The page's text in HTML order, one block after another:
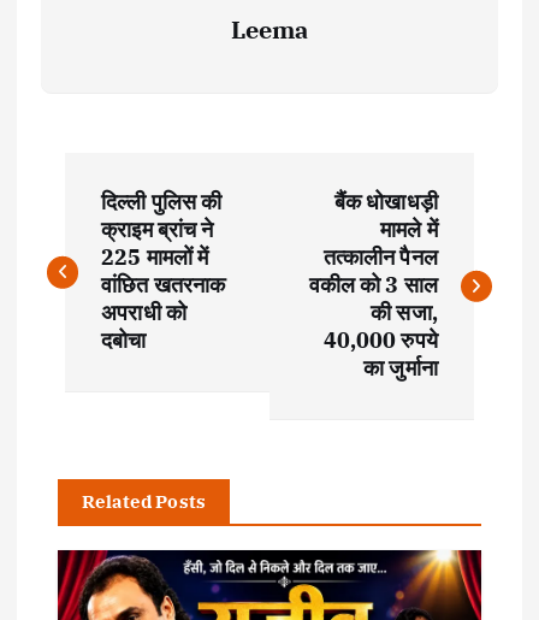
Leema
o
s
a
v
दिल्ली पुलिस की
क्राइम ब्रांच ने
225 मामलों में
वांछित खतरनाक
अपराधी को
दबोचा
बैंक धोखाधड़ी
मामले में
तत्कालीन पैनल
वकील को 3 साल
की सजा,
40,000 रुपये
का जुर्माना
Related Posts